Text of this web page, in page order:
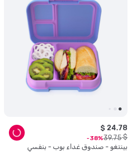
بينتغو - صندوق غداء بوب - بنفسي
$ 24.78
$
39.75
38